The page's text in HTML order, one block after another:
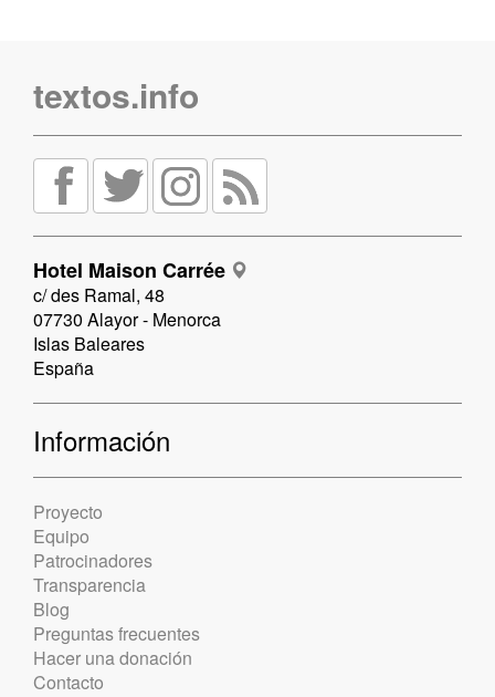
textos.info
Hotel Maison Carrée
c/ des Ramal, 48
07730 Alayor - Menorca
Islas Baleares
España
Información
Proyecto
Equipo
Patrocinadores
Transparencia
Blog
Preguntas frecuentes
Hacer una donación
Contacto